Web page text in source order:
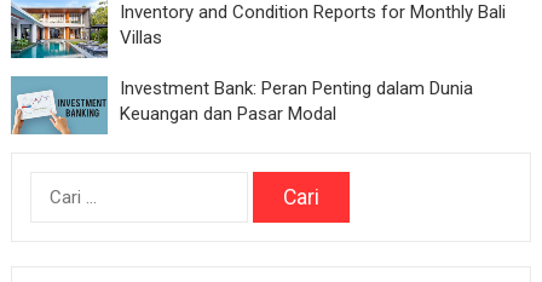
Inventory and Condition Reports for Monthly Bali
Villas
Investment Bank: Peran Penting dalam Dunia
Keuangan dan Pasar Modal
Cari